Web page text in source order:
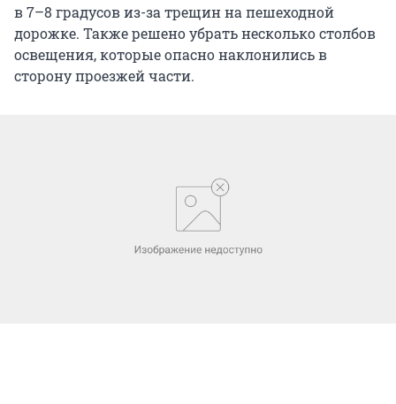
в 7–8 градусов из-за трещин на пешеходной
дорожке. Также решено убрать несколько столбов
освещения, которые опасно наклонились в
сторону проезжей части.